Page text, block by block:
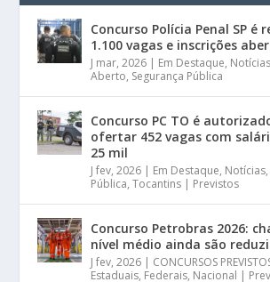
Concurso Polícia Penal SP é
1.100 vagas e inscrições
J mar, 2026 Em Destaque, Notícias
Aberto, Segurança Pública
Concurso PC TO é
ofertar 452 vagas com
25 mil
J fev, 2026 Em Destaque, Notícias,
Pública,Tocantins | Previstos
Concurso Petrobras 2026:
nível médio ainda são
J fev, 2026 CONCURSOS
Estaduais, Federais, Nacional |